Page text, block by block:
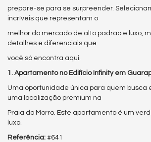
prepare-se para se surpreender.
incríveis que representam o
melhor do mercado de alto padrão e luxo,
detalhes e diferenciais que
você só encontra aqui.
1. Apartamento no Edifício Infinity em
Uma oportunidade única para quem busca
uma localização premium na
Praia do Morro. Este apartamento é um
luxo.
Referência: #641